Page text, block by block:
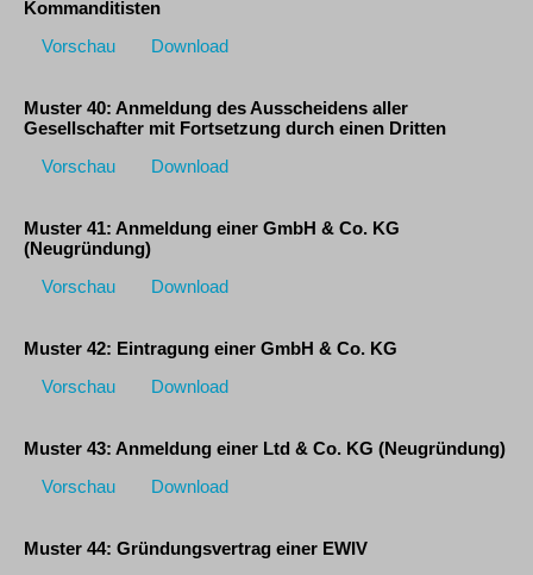
Kommanditisten
Vorschau
Download
Muster 40: Anmeldung des Ausscheidens aller
Gesellschafter mit Fortsetzung durch einen Dritten
Vorschau
Download
Muster 41: Anmeldung einer GmbH & Co. KG
(Neugründung)
Vorschau
Download
Muster 42: Eintragung einer GmbH & Co. KG
Vorschau
Download
Muster 43: Anmeldung einer Ltd & Co. KG (Neugründung)
Vorschau
Download
Muster 44: Gründungsvertrag einer EWIV